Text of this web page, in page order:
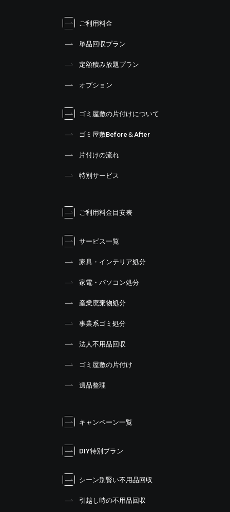
ご利用料金
単品回収プラン
定額積み放題プラン
オプション
ゴミ屋敷の片付けについて
ゴミ屋敷Before＆After
片付けの流れ
特別サービス
ご利用料金目安表
サービス一覧
家具・インテリア処分
家電・パソコン処分
産業廃棄物処分
事業系ゴミ処分
法人不用品回収
ゴミ屋敷の片付け
遺品整理
キャンペーン一覧
DIY特別プラン
シーン別賢い不用品回収
引越し時の不用品回収